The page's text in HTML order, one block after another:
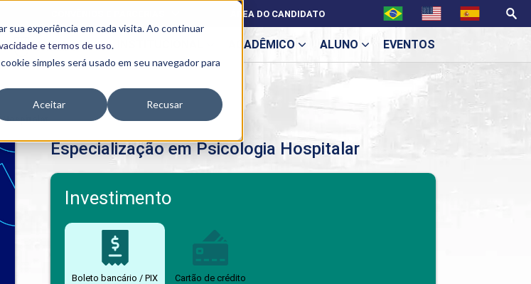
sua experiência em cada visita. Ao continuar
e termos de uso.
simples será usado em seu navegador para
Aceitar Recusar
ACADÊMICO
Acadêmicos
PROEST
PAE
PIME
Pesquisa e
MPHU
NIT
ALUNO EVENTOS
ÁREA DO CANDIDATO
Hospitalar
Especialização em Psicologia Hospitalar
Investimento
Boleto bancário / PIX Cartão de crédito